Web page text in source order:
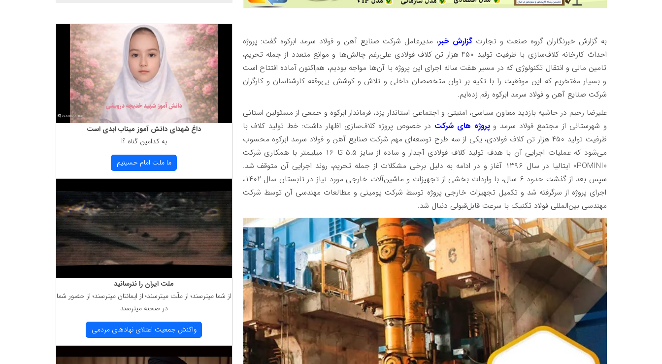
به گزارش خبرنگاران گروه صنعت و تجارت گزارش خبر، مدیرعامل شرکت صنایع آهن و فولاد سرمد ابرکوه گفت: پروژه
احداث کارخانه کلاف‌سازی با ظرفیت تولید ۴۵۰ هزار تن کلاف فولادی علی‌رغم چالش‌ها و موانع متعدد از جمله تحریم،
تامین مالی و انتقال تکنولوژی که در مسیر هفت ساله اجرای این پروژه با آن‌ها مواجه بودیم، هم‌اکنون آماده افتتاح است
و بسیار مفتخریم که این موفقیت را با تکیه بر توان متخصصان داخلی و تلاش و کوشش بی‌وقفه کارشناسان و کارگران
شرکت صنایع آهن و فولاد سرمد ابرکوه رقم زده‌ایم.
علیرضا رحیم در حاشیه بازدید معاون سیاسی، امنیتی و اجتماعی استاندار یزد، فرماندار ابرکوه و جمعی از مسئولین استانی
و شهرستانی از مجتمع فولاد سرمد وپروژه های شرکت در خصوص پروژه کلاف‌سازی اظهار داشت: خط تولید کلاف با
ظرفیت تولید ۴۵۰ هزار تن کلاف فولادی، یکی از سه طرح توسعه‌ای مهم شرکت صنایع آهن و فولاد سرمد ابرکوه محسوب
می‌شود که عملیات اجرایی آن با هدف تولید کلاف فولادی آجدار و ساده از سایز ۵.۵ تا ۱۶ میلی‎متر با همکاری شرکت
«POMINI» ایتالیا در سال ۱۳۹۶ آغاز و در ادامه به دلیل برخی مشکلات از جمله تحریم، روند اجرایی آن متوقف شد.
سپس بعد از گذشت حدود ۶ سال، با واردات بخشی از تجهیزات و ماشین‌آلات خارجی مورد نیاز در تابستان سال ۱۴۰۲،
اجرای پروژه از سرگرفته شد و تکمیل تجهیزات خارجی پروژه توسط شرکت پومینی و مطالعات مهندسی آن توسط شرکت
مهندسی بین‌المللی فولاد تکنیک با سرعت قابل‌قبولی دنبال شد.
داغ شهدای دانش آموز میناب ابدی است
به كدامین گناه ؟!
ما ملت امام حسینیم
ملت ایران را نترسانید
از شما میترسند؛ از ملّت میترسند؛ از ایمانتان میترسند؛ از حضور شما
در صحنه میترسند
واكنش جمعیت اعتلای نهادهای مردمی